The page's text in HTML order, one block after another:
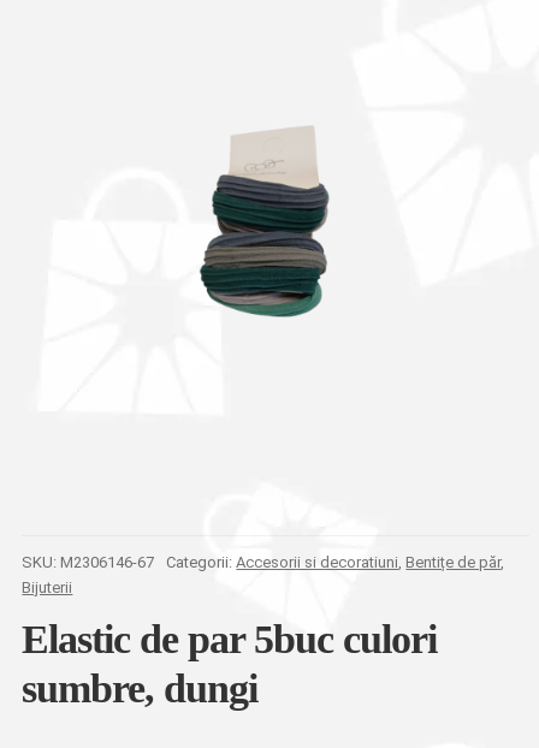
SKU: M2306146-67 Categorii:Accesorii si decoratiuni, Bentițe de păr,
Bijuterii
Elastic de par 5buc culori
sumbre, dungi